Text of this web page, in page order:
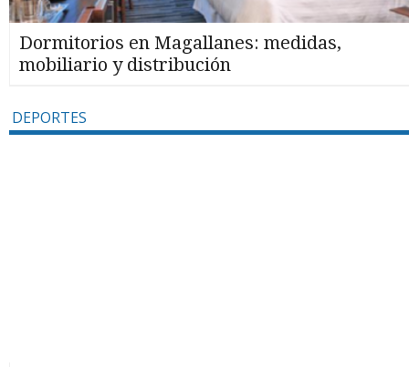
Dormitorios en Magallanes: medidas,
mobiliario y distribución
DEPORTES